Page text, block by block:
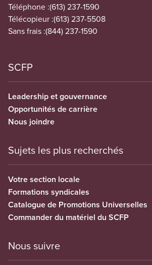
Téléphone :(613) 237-1590
Télécopieur :(613) 237-5508
Sans frais :(844) 237-1590
SCFP
Leadership et gouvernance
Opportunités de carrière
Nous joindre
Sujets les plus recherchés
Votre section locale
Formations syndicales
Catalogue de Promotions Universelles
Commander du matériel du SCFP
Nous suivre